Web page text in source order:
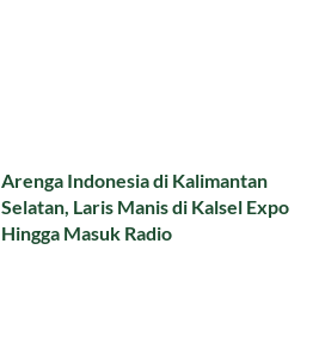
Arenga Indonesia di Kalimantan
Selatan, Laris Manis di Kalsel Expo
Hingga Masuk Radio